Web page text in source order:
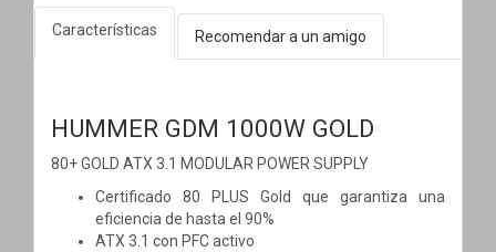
Características Recomendar a un amigo
HUMMER GDM 1000W GOLD
80+ GOLD ATX 3.1 MODULAR POWER SUPPLY
Certificado 80 PLUS Gold que garantiza una
eficiencia de hasta el 90%
ATX 3.1 con PFC activo